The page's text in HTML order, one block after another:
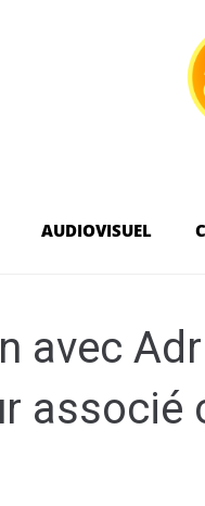
AUDIOVISUEL
avec
associé